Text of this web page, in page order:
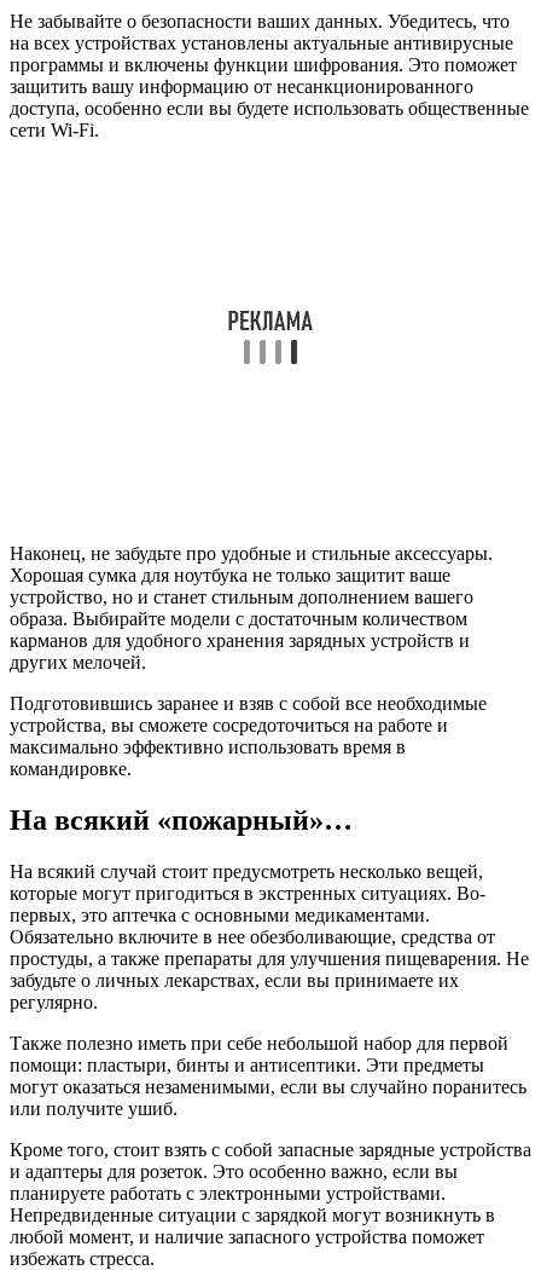
Не забывайте о безопасности ваших данных. Убедитесь, что
на всех устройствах установлены актуальные антивирусные
программы и включены функции шифрования. Это поможет
защитить вашу информацию от несанкционированного
доступа, особенно если вы будете использовать общественные
сети Wi-Fi.
Наконец, не забудьте про удобные и стильные аксессуары.
Хорошая сумка для ноутбука не только защитит ваше
устройство, но и станет стильным дополнением вашего
образа. Выбирайте модели с достаточным количеством
карманов для удобного хранения зарядных устройств и
других мелочей.
Подготовившись заранее и взяв с собой все необходимые
устройства, вы сможете сосредоточиться на работе и
максимально эффективно использовать время в
командировке.
На всякий «пожарный»…
На всякий случай стоит предусмотреть несколько вещей,
которые могут пригодиться в экстренных ситуациях. Во-
первых, это аптечка с основными медикаментами.
Обязательно включите в нее обезболивающие, средства от
простуды, а также препараты для улучшения пищеварения. Не
забудьте о личных лекарствах, если вы принимаете их
регулярно.
Также полезно иметь при себе небольшой набор для первой
помощи: пластыри, бинты и антисептики. Эти предметы
могут оказаться незаменимыми, если вы случайно поранитесь
или получите ушиб.
Кроме того, стоит взять с собой запасные зарядные устройства
и адаптеры для розеток. Это особенно важно, если вы
планируете работать с электронными устройствами.
Непредвиденные ситуации с зарядкой могут возникнуть в
любой момент, и наличие запасного устройства поможет
избежать стресса.